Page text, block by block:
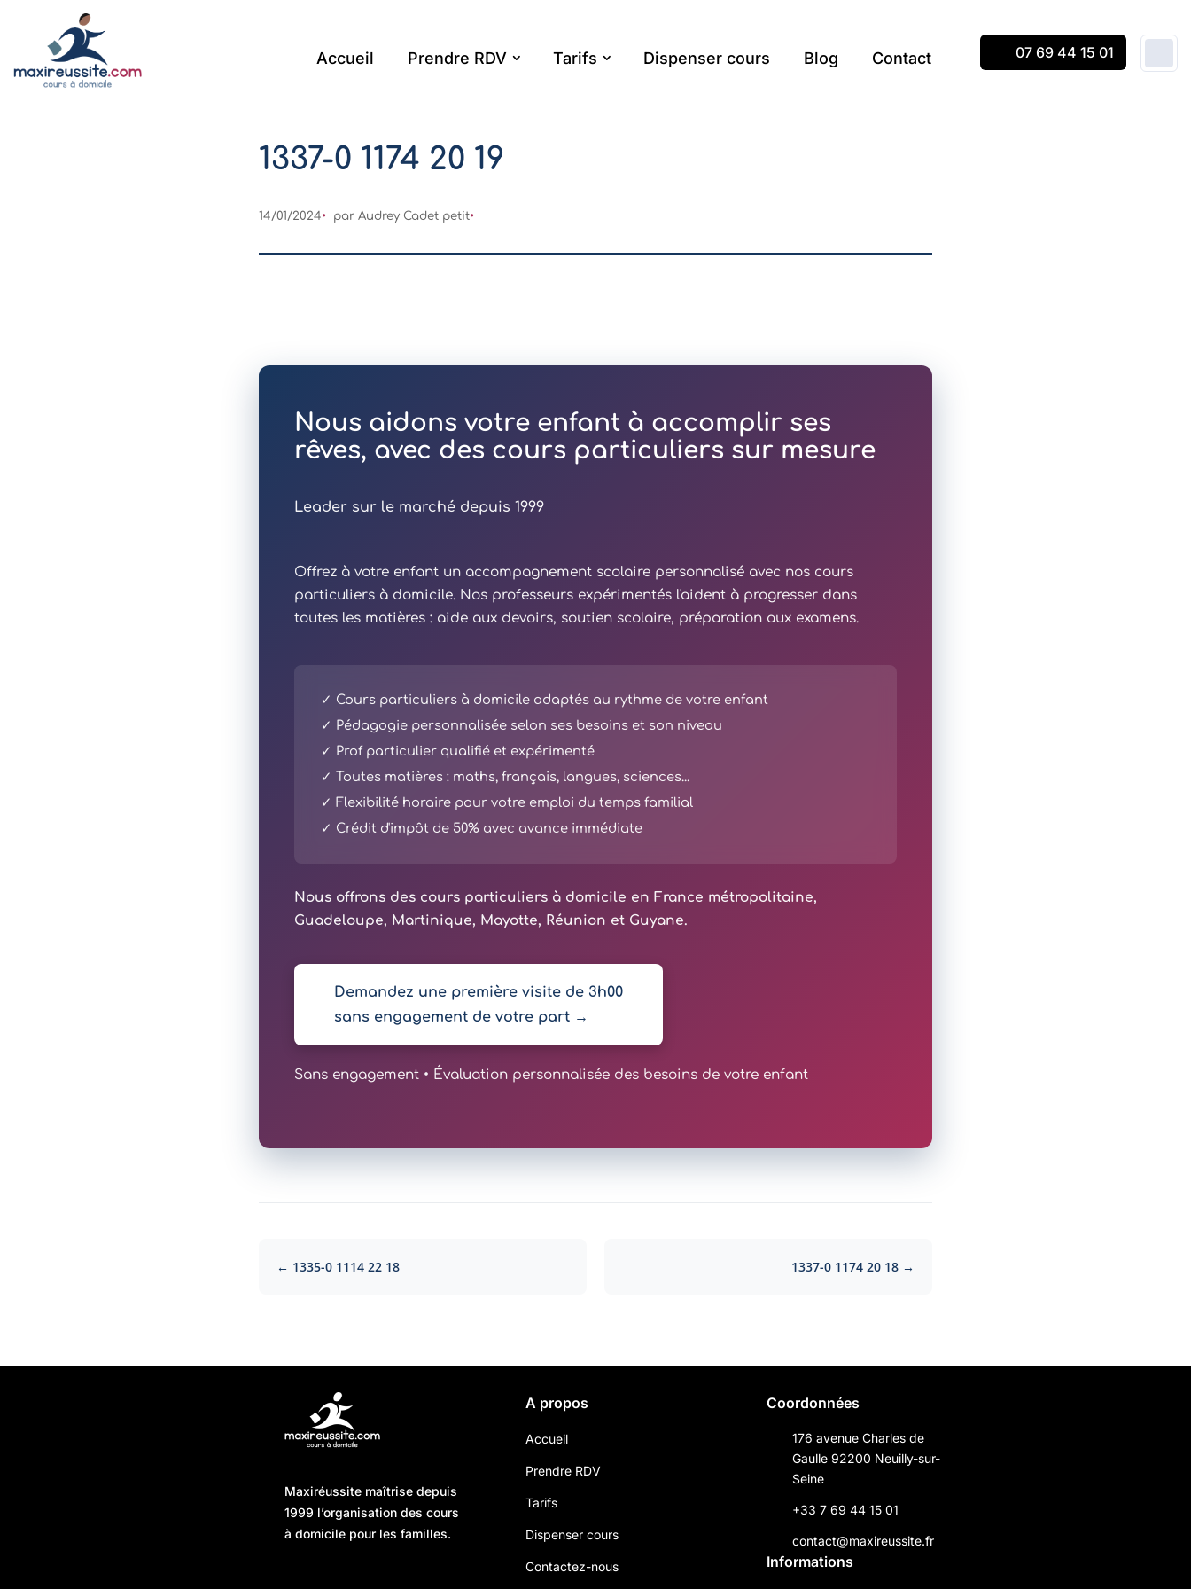
Accueil Prendre RDV Tarifs Dispenser cours Blog Contact 07 69 44 15 01
1337-0 1174 20 19
14/01/2024 par Audrey Cadet petit
Nous aidons votre enfant à accomplir ses
rêves, avec des cours particuliers sur mesure
Leader sur le marché depuis 1999
Offrez à votre enfant un accompagnement scolaire personnalisé avec nos cours
particuliers à domicile. Nos professeurs expérimentés l'aident à progresser dans
toutes les matières : aide aux devoirs, soutien scolaire, préparation aux examens.
✓ Cours particuliers à domicile adaptés au rythme de votre enfant
✓ Pédagogie personnalisée selon ses besoins et son niveau
✓ Prof particulier qualifié et expérimenté
✓ Toutes matières : maths, français, langues, sciences...
✓ Flexibilité horaire pour votre emploi du temps familial
✓ Crédit d'impôt de 50% avec avance immédiate
Nous offrons des cours particuliers à domicile en France métropolitaine,
Guadeloupe, Martinique, Mayotte, Réunion et Guyane.
Demandez une première visite de 3h00
sans engagement de votre part →
Sans engagement • Évaluation personnalisée des besoins de votre enfant
← 1335-0 1114 22 18 1337-0 1174 20 18 →
Maxiréussite maîtrise depuis
1999 l’organisation des cours
à domicile pour les familles.
A propos
Accueil
Prendre RDV
Tarifs
Dispenser cours
Contactez-nous
Coordonnées
176 avenue Charles de
Gaulle 92200 Neuilly-sur-
Seine
+33 7 69 44 15 01
contact@maxireussite.fr
Informations